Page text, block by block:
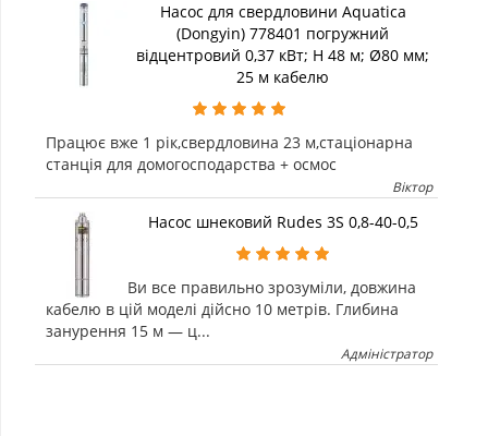
Насос для свердловини Aquatica
(Dongyin) 778401 погружний
відцентровий 0,37 кВт; H 48 м; Ø80 мм;
25 м кабелю
Працює вже 1 рік,свердловина 23 м,стаціонарна
станція для домогосподарства + осмос
Віктор
Насос шнековий Rudes 3S 0,8-40-0,5
Ви все правильно зрозуміли, довжина
кабелю в цій моделі дійсно 10 метрів. Глибина
занурення 15 м — ц...
Адміністратор